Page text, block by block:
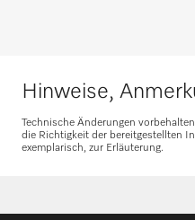
Hinweise,
Technische Änderungen
die Richtigkeit der bereitgestellten
exemplarisch, zur Erläuterung.